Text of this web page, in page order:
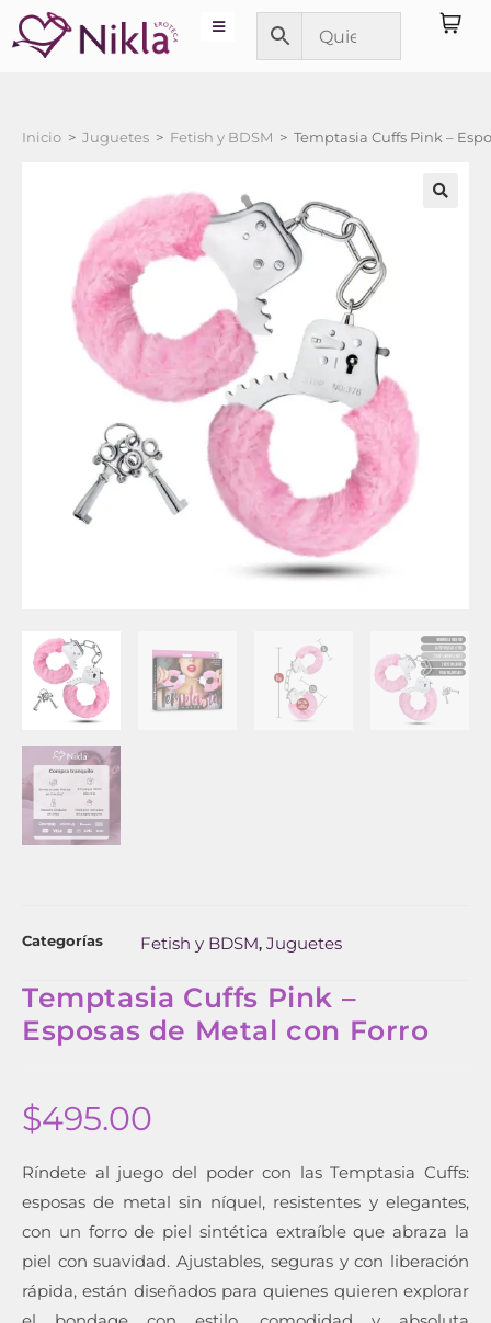
Inicio > Juguetes > Fetish y BDSM > Temptasia Cuffs Pink –
Categorías Fetish y BDSM, Juguetes
Temptasia Cuffs Pink –
Esposas de Metal con Forro
$495.00
Ríndete al juego del poder con las Temptasia Cuffs:
esposas de metal sin níquel, resistentes y elegantes,
con un forro de piel sintética extraíble que abraza la
piel con suavidad. Ajustables, seguras y con liberación
rápida, están diseñados para quienes quieren explorar